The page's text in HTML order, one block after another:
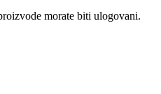
morate biti ulogovani.